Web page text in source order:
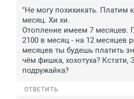
"Не могу похихикать. Платим
месяц. Хи хи.
Отопление имеем 7 месяцев.
2100 в месяц - на 12 месяцев
месяцев ты будешь платить
чём фишка, хохотуха? Кстати,
подружайка?
ОТВЕТИТЬ